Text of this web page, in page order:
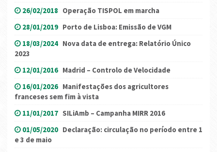
26/02/2018 Operação TISPOL em marcha
28/01/2019 Porto de Lisboa: Emissão de VGM
18/03/2024 Nova data de entrega: Relatório Único
2023
12/01/2016 Madrid – Controlo de Velocidade
16/01/2026 Manifestações dos agricultores
franceses sem fim à vista
11/01/2017 SILiAmb – Campanha MIRR 2016
01/05/2020 Declaração: circulação no período entre 1
e 3 de maio